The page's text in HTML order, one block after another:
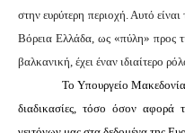
στην ευρύτερη περιοχή. Αυτό
Βόρεια Ελλάδα, ως «πύλη» προς
βαλκανική, έχει έναν ιδιαίτερο
Το Υπουργείο
διαδικασίες, τόσο όσον αφορά